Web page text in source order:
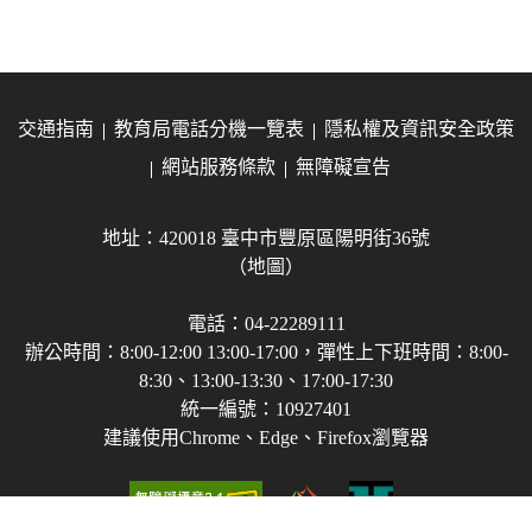
交通指南 教育局電話分機一覽表
隱私權及資訊安全政策
網站服務條款
無障礙宣告
地址：420018 臺中市豐原區陽明街36號
（地圖）
電話：04-22289111
辦公時間：8:00-12:00 13:00-17:00，彈性上下班時間：8:00-
8:30、13:00-13:30、17:00-17:30
統一編號：10927401
建議使用Chrome、Edge、Firefox瀏覽器